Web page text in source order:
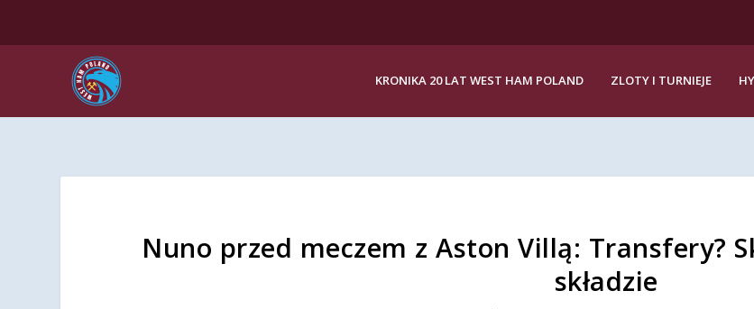
KRONIKA 20 LAT WEST HAM POLAND ZLOTY I TURNIEJE
Nuno przed meczem z Aston Villą: Transfery?
składzie